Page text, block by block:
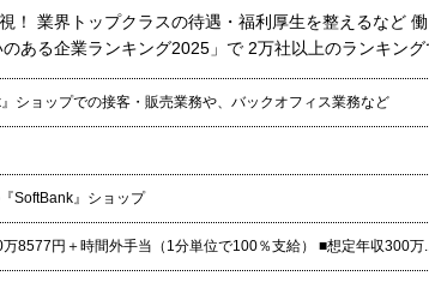
！ 業界トップクラスの待遇・福利厚生を整えるなど
ある企業ランキング2025」で 2万社以上のランキング
ショップでの接客・販売業務や、バックオフィス業務など
SoftBank』ショップ
8577円＋時間外手当（1分単位で100％支給） ■想定年収300万...